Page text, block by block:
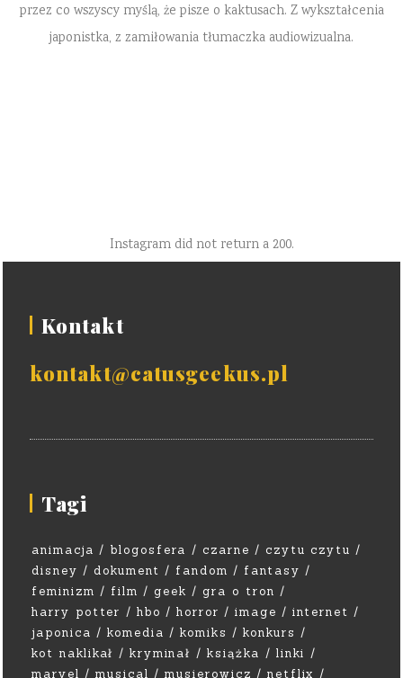
przez co wszyscy myślą, że pisze o kaktusach. Z wykształcenia
japonistka, z zamiłowania tłumaczka audiowizualna.
Instagram did not return a 200.
Kontakt
kontakt@catusgeekus.pl
Tagi
animacja blogosfera czarne
czytu czytu
disney
dokument fandom
fantasy
feminizm
film geek
gra o tron
harry potter
hbo horror image
internet
japonica
komedia komiks
konkurs
kot naklikał
kryminał książka
linki
marvel
musical musierowicz
netflix